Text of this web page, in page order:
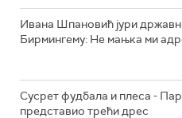
Ивана Шпановић јури
Бирмингему: Не мањка ми
Сусрет фудбала и плеса -
представио трећи дрес